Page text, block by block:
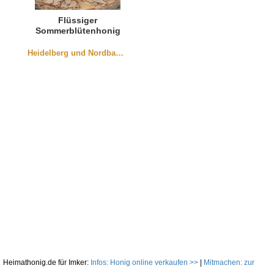
Flüssiger
Sommerblütenhonig
250g
Heidelberg und Nordbaden
Heimathonig.de für Imker: Infos: Honig online verkaufen >>
Mitmachen: zur